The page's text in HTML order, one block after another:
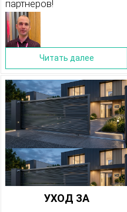
партнеров!
Читать далее
УХОД ЗА